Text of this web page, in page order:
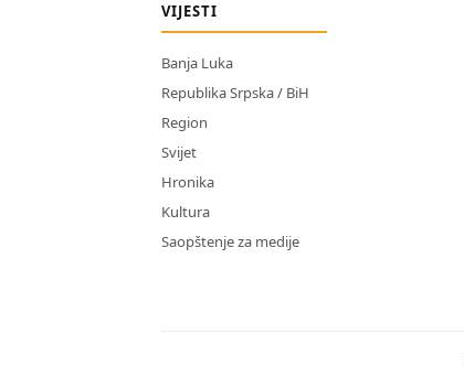
VIJESTI
Banja Luka
Republika Srpska / BiH
Region
Svijet
Hronika
Kultura
Saopštenje za medije